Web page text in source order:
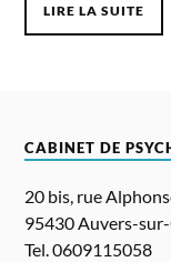
LIRE LA SUITE
CABINET DE
20 bis, rue
95430 Auvers-
Tel. 0609115058